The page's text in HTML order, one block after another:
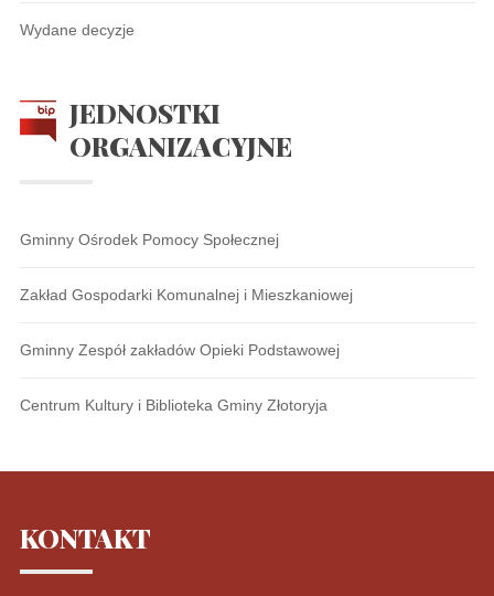
Wydane decyzje
JEDNOSTKI
ORGANIZACYJNE
Gminny Ośrodek Pomocy Społecznej
Zakład Gospodarki Komunalnej i Mieszkaniowej
Gminny Zespół zakładów Opieki Podstawowej
Centrum Kultury i Biblioteka Gminy Złotoryja
KONTAKT